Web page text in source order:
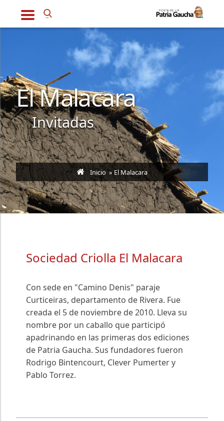
El Malacara
Invitadas
Inicio» El Malacara
Sociedad Criolla El Malacara
Con sede en "Camino Denis" paraje
Curticeiras, departamento de Rivera. Fue
creada el 5 de noviembre de 2010. Lleva su
nombre por un caballo que participó
apadrinando en las primeras dos ediciones
de Patria Gaucha. Sus fundadores fueron
Rodrigo Bintencourt, Clever Pumerter y
Pablo Torrez.